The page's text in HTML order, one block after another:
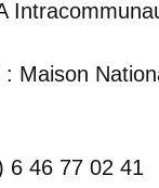
: Maison
6 46 77 02 41